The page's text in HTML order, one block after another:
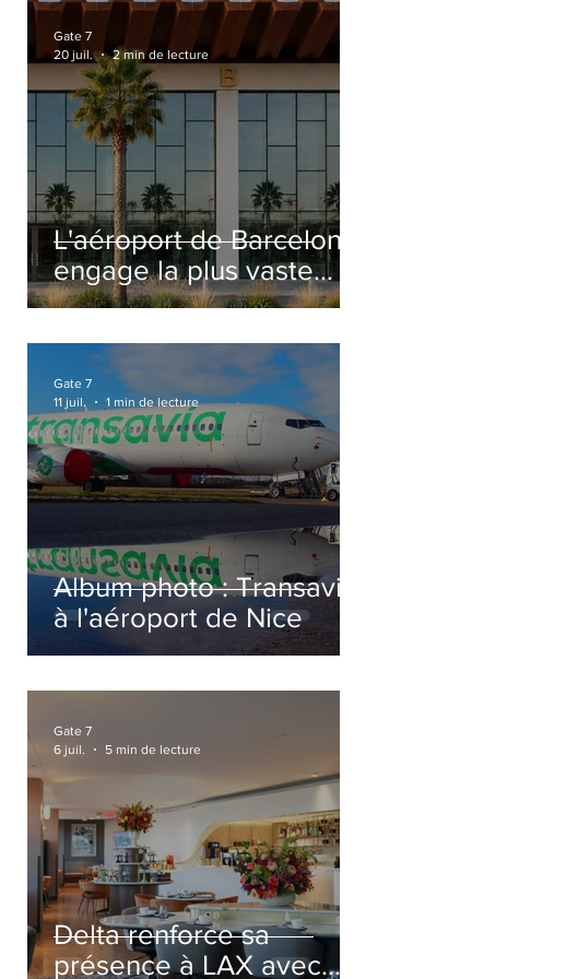
L'aéroport de Barcelone
engage la plus vaste
rénovation de son
ouverture
Gate 7
20 juil.
2 min de lecture
Album photo : Transavia
à l'aéroport de Nice
Gate 7
11 juil.
1 min de lecture
Delta renforce sa
présence à LAX avec
Gate 7
6 juil.
5 min de lecture